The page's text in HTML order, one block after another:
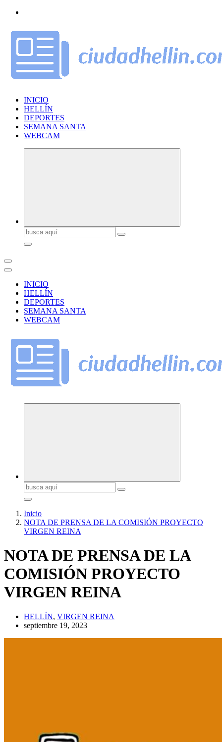
Saltar
contenido
INICIO
HELLÍN
DEPORTES
SEMANA SANTA
WEBCAM
Buscar:
INICIO
HELLÍN
DEPORTES
SEMANA SANTA
WEBCAM
Buscar:
Inicio
NOTA DE PRENSA DE LA COMISIÓN PROYECTO
VIRGEN REINA
NOTA DE PRENSA DE LA
COMISIÓN PROYECTO
VIRGEN REINA
HELLÍN, VIRGEN REINA
septiembre 19, 2023